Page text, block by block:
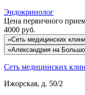
Эндокринолог
Цена первичного
4000 руб.
«Сеть медицинских
«Александрия на
Сеть медицинских
Ижорская, д. 50/2